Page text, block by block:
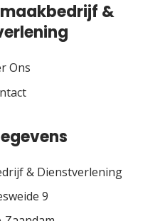
&
Ons
& Dienstverlening
9